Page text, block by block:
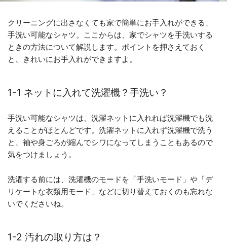
クリーニングに出さなくても家で簡単にお手入れができる、
手洗い可能なシャツ。ここからは、家でシャツを手洗いする
ときの方法について解説します。ポイントを押さえておく
と、きれいにお手入れができますよ。
1-1 ネットに入れて洗濯機？手洗い？
手洗い可能なシャツは、洗濯ネットに入れれば洗濯機でも洗
えることがほとんどです。洗濯ネットに入れず洗濯機で洗う
と、袖や身ごろが縮んでシワになってしまうこともあるので
気をつけましょう。
洗濯する前には、洗濯機のモードを「手洗いモード」や「デ
リケートな衣類用モード」などに切り替えておくのも忘れな
いでくださいね。
1-2 汚れの取り方は？